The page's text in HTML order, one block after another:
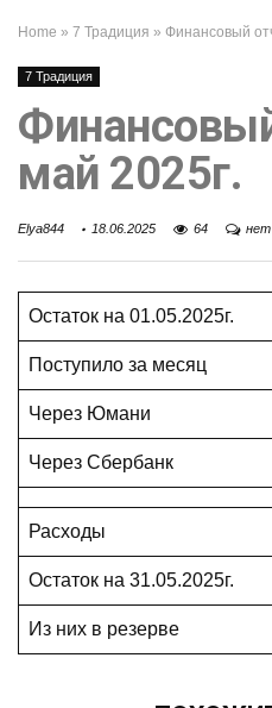
Home » 7 Традиция » Финансовый
7 Традиция
май 2025г.
Elya844 18.06.2025 64 нет
Остаток на 01.05.2025г.
Поступило за месяц
Через Юмани
Через Сбербанк
Расходы
Остаток на 31.05.2025г.
Из них в резерве